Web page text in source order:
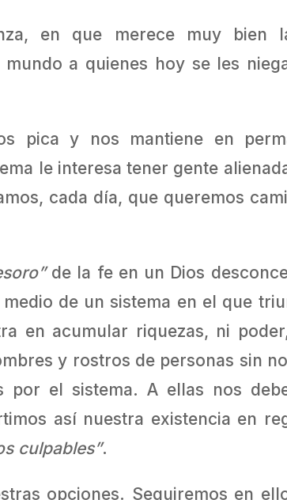
en que merece muy bien
a quienes hoy se les
pica y nos mantiene en
le interesa tener gente
cada día, que queremos
de la fe en un Dios
de un sistema en el que
en acumular riquezas, ni
y rostros de personas sin
el sistema. A ellas nos
así nuestra existencia en
culpables”.
opciones. Seguiremos en